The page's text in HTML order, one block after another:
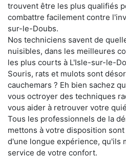
trouvent être les plus qualifiés
combattre facilement contre
sur-le-Doubs.
Nos techniciens savent de
nuisibles, dans les meilleures
les plus courts à L'Isle-sur-le-
Souris, rats et mulots sont
cauchemars ? Eh bien sachez
vous octroyer des techniques
vous aider à retrouver votre
Tous les professionnels de la
mettons à votre disposition
d'une longue expérience, qu'ils
service de votre confort.